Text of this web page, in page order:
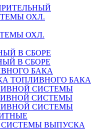
ОХЛ.
ОХЛ.
В СБОРЕ
В СБОРЕ
БАКА
ТОПЛИВНОГО БАКА
СИСТЕМЫ
СИСТЕМЫ
СИСТЕМЫ
СИСТЕМЫ ВЫПУСКА